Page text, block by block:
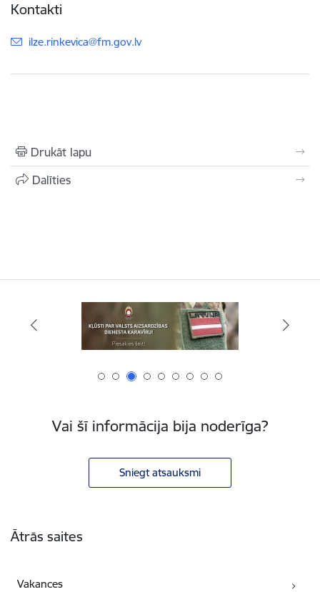
Kontakti
E-pasts:
ilze.rinkevica@fm.gov.lv
Drukāt lapu
Dalīties
Vai šī informācija bija noderīga?
Sniegt atsauksmi
Ātrās saites
Vakances